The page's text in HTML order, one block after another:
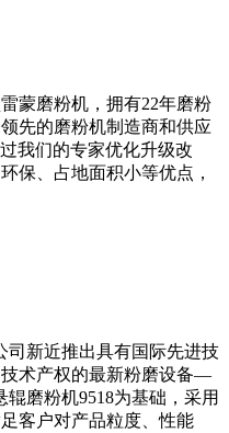
蒙磨粉机，拥有22年磨粉
先的磨粉机制造商和供应
我们的专家优化升级改
保、占地面积小等优点，
司新近推出具有国际先进技
术产权的最新粉磨设备—
磨粉机9518为基础，采用
客户对产品粒度、性能